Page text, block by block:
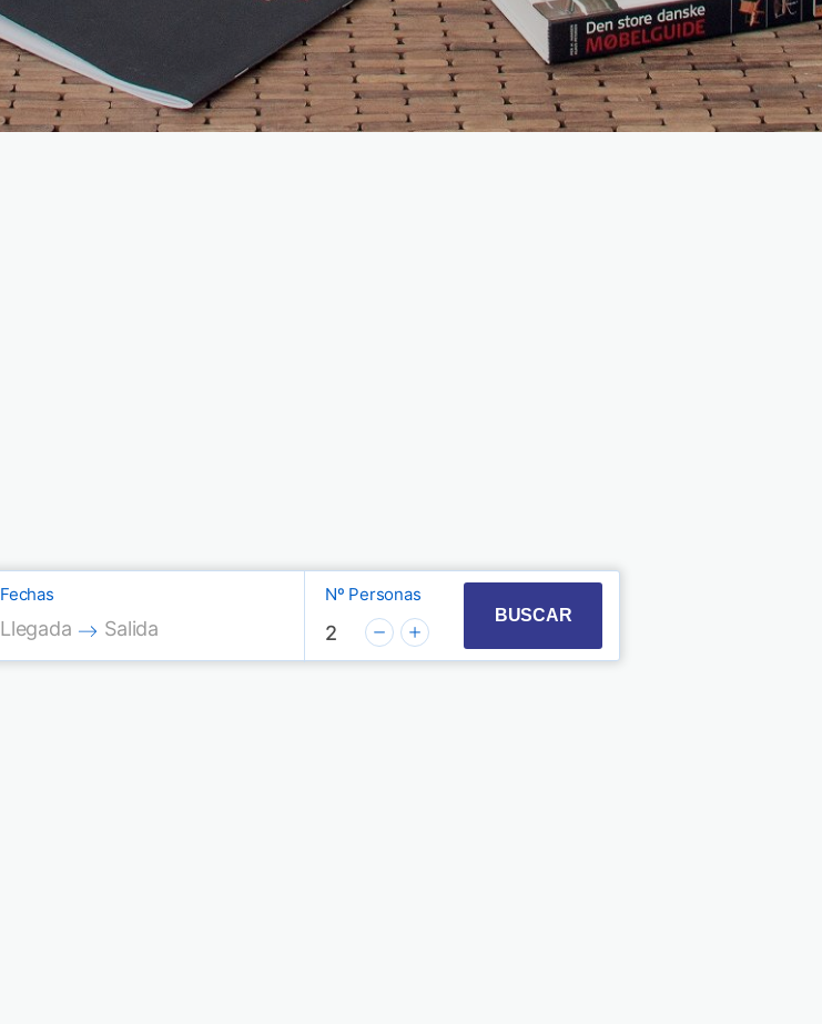
Fechas
Press the down arrow key to interact with the calendar and select a date. Press the
Llegada
Press the down arrow key to interact with the calendar and select a date.
Salida
Nº Personas
2
BUSCAR